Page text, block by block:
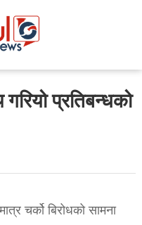
प्रतिबन्धको
चर्को बिरोधको सामना